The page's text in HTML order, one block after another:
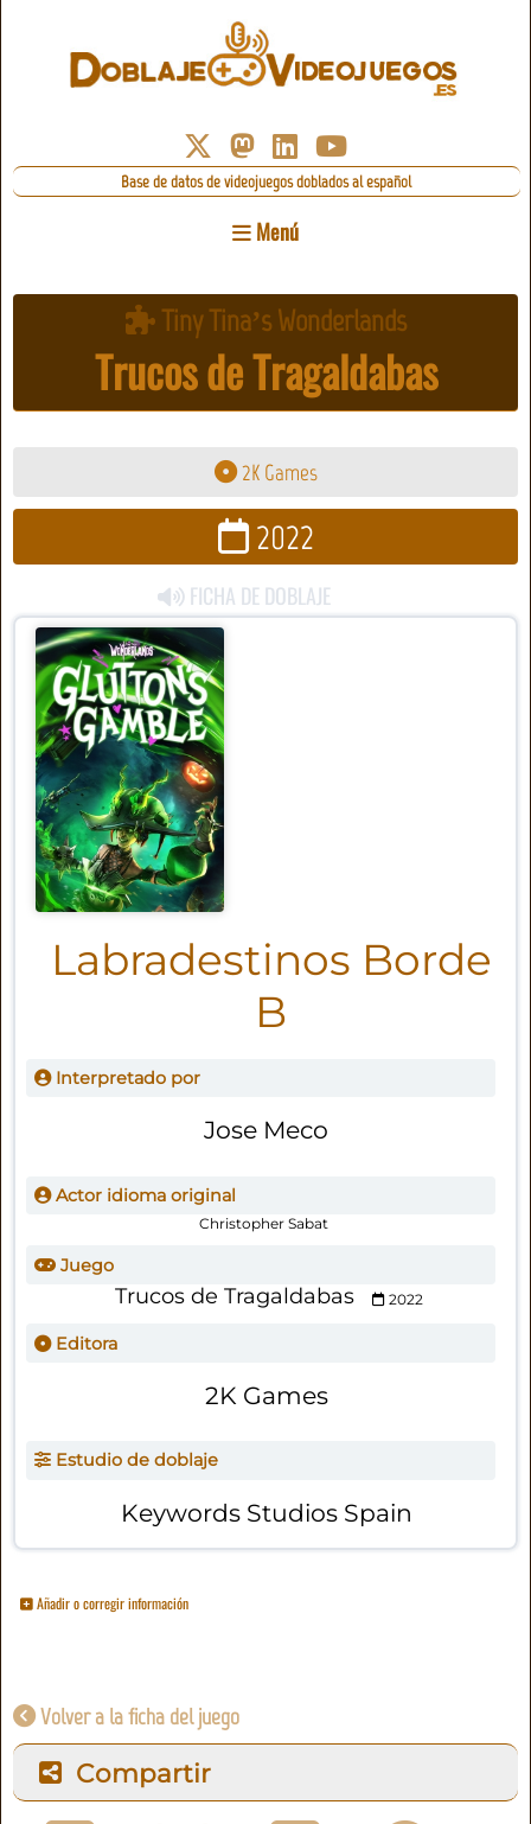
Base de datos de videojuegos doblados al español
Menú
Tiny Tina’s Wonderlands
Trucos de Tragaldabas
2K Games
2022
FICHA DE DOBLAJE
Labradestinos Borde
B
Interpretado por
Jose Meco
Actor idioma original
Christopher Sabat
Juego
Trucos de Tragaldabas 2022
Editora
2K Games
Estudio de doblaje
Keywords Studios Spain
Añadir o corregir información
Volver a la ficha del juego
Compartir